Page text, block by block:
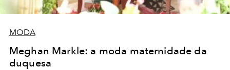
MODA
Meghan Markle: a moda maternidade da
duquesa